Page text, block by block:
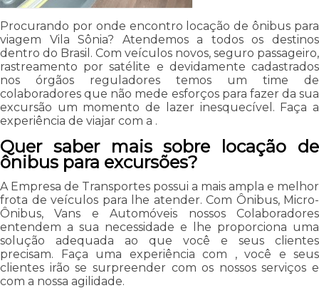
Procurando por onde encontro locação de ônibus para
viagem Vila Sônia? Atendemos a todos os destinos
dentro do Brasil. Com veículos novos, seguro passageiro,
rastreamento por satélite e devidamente cadastrados
nos órgãos reguladores temos um time de
colaboradores que não mede esforços para fazer da sua
excursão um momento de lazer inesquecível. Faça a
experiência de viajar com a .
Quer saber mais sobre locação de
ônibus para excursões?
A Empresa de Transportes possui a mais ampla e melhor
frota de veículos para lhe atender. Com Ônibus, Micro-
Ônibus, Vans e Automóveis nossos Colaboradores
entendem a sua necessidade e lhe proporciona uma
solução adequada ao que você e seus clientes
precisam. Faça uma experiência com , você e seus
clientes irão se surpreender com os nossos serviços e
com a nossa agilidade.